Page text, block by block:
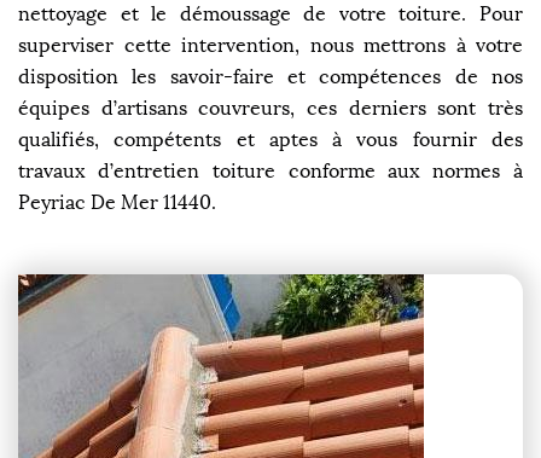
nettoyage et le démoussage de votre toiture. Pour
superviser cette intervention, nous mettrons à votre
disposition les savoir-faire et compétences de nos
équipes d’artisans couvreurs, ces derniers sont très
qualifiés, compétents et aptes à vous fournir des
travaux d’entretien toiture conforme aux normes à
Peyriac De Mer 11440.